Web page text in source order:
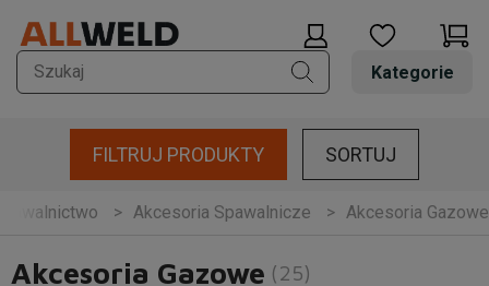
Kategorie
FILTRUJ PRODUKTY SORTUJ
Akcesoria Spawalnicze Akcesoria Gazowe
Akcesoria Gazowe (25)